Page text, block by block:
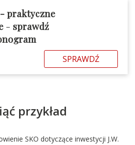
praktyczne
- sprawdź
SPRAWDŹ
przykład
SKO dotyczące inwestycji J.W.